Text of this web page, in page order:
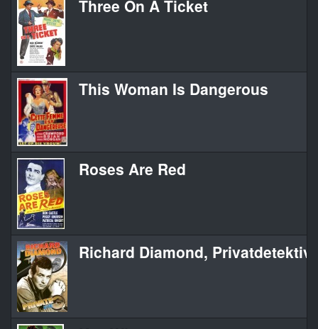
Three On A Ticket
This Woman Is Dangerous
Roses Are Red
Richard Diamond, Privatdetektiv